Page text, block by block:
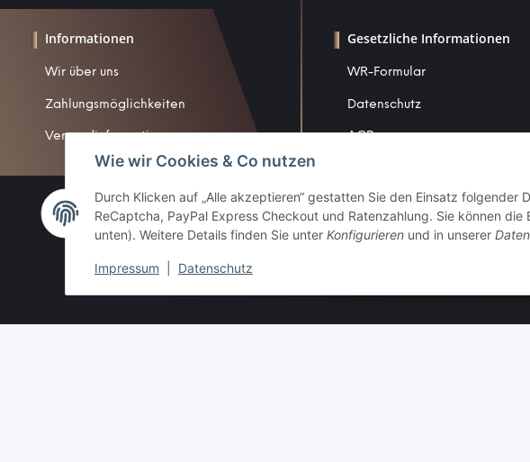
Informationen
Wir über uns
Zahlungsmöglichkeiten
Versandinformationen
Gesetzliche Informationen
WR-Formular
Datenschutz
AGB
Impressum
Widerrufsrecht
Wie wir Cookies & Co nutzen
Durch Klicken auf „Alle akzeptieren“ gestatten Sie den Einsatz folgender
ReCaptcha, PayPal Express Checkout und Ratenzahlung. Sie können
unten). Weitere Details finden Sie unter Konfigurieren und in unserer
Impressum Datenschutz